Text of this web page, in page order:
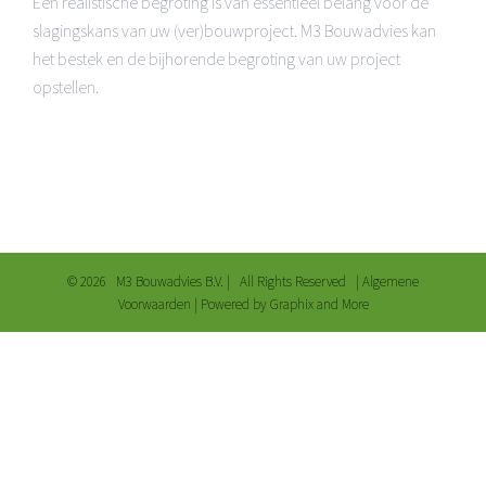
slagingskans van uw (ver)bouwproject. M3 Bouwadvies kan
het bestek en de bijhorende begroting van uw project
opstellen.
©2026 M3 Bouwadvies B.V. | All Rights Reserved | Algemene
Voorwaarden | Powered byGraphix and More